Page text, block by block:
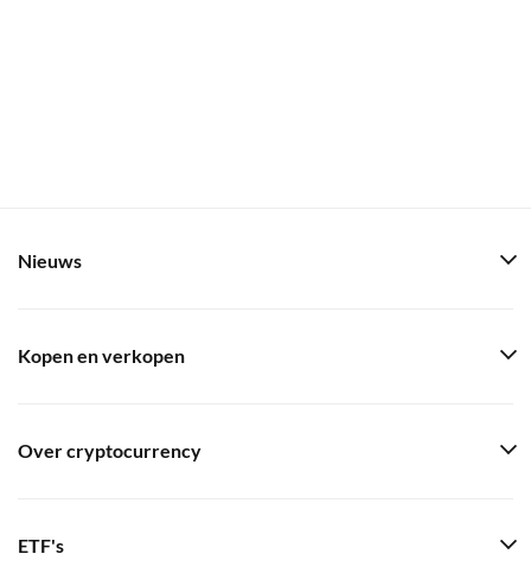
Nieuws
Kopen en verkopen
Over cryptocurrency
ETF's